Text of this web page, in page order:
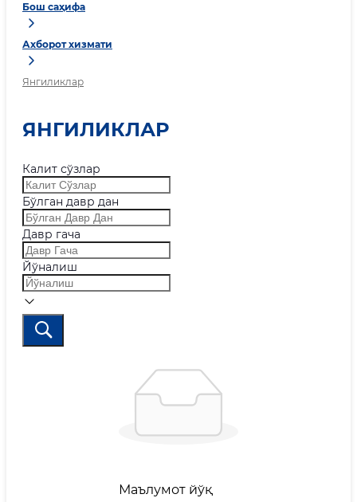
Бош саҳифа
Ахборот хизмати
Янгиликлар
ЯНГИЛИКЛАР
Калит сўзлар
Бўлган давр дан
Давр гача
Йўналиш
Маълумот йўқ